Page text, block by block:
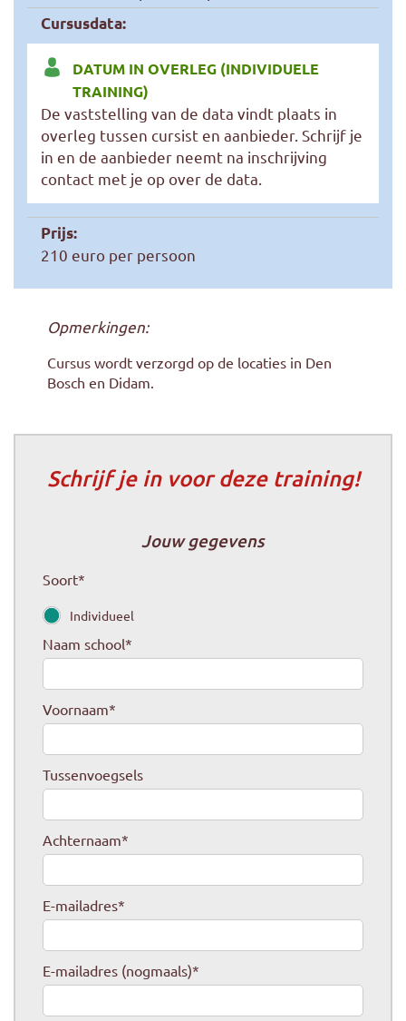
Cursusdata:
DATUM IN OVERLEG (INDIVIDUELE
TRAINING)
De vaststelling van de data vindt plaats in
overleg tussen cursist en aanbieder. Schrijf je
in en de aanbieder neemt na inschrijving
contact met je op over de data.
Prijs:
210 euro per persoon
Opmerkingen:
Cursus wordt verzorgd op de locaties in Den
Bosch en Didam.
Schrijf je in voor deze training!
Jouw gegevens
Soort*
Individueel
Naam school*
Voornaam*
Tussenvoegsels
Achternaam*
E-mailadres*
E-mailadres (nogmaals)*